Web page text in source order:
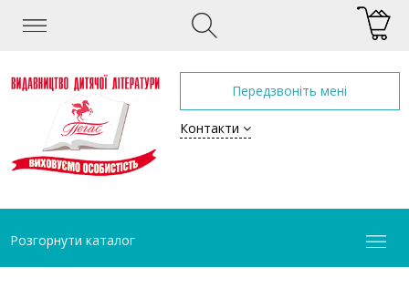
Передзвоніть мені
Контакти
Розгорнути каталог